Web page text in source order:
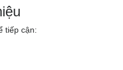
tiếp cận: